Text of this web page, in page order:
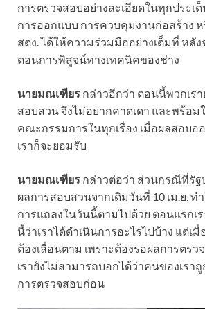
การตรวจสอบอย่างละเอียดในทุกประเด็
การออกแบบ การควบคุมงานก่อสร้าง
สตง. ได้ให้ความร่วมมืออย่างเต็มที่ หลั
ตอนการพิสูจน์ทางเทคนิคของช่าง
นายมณเฑียร กล่าวอีกว่า ตอนนี้พวกเร
สอบสวน จึงไม่อยากคาดเดา และพร้อ
คณะกรรมการในทุกเรื่อง เมื่อผลสอบอ
เราก็จะยอมรับ
นายมณเฑียร กล่าวต่อว่า ส่วนกรณีที่รัฐ
ผลการสอบสวนจากเดิมวันที่ 10 เม.ย. ท
การแถลงในวันนี้ตามไปด้วย ตอนแรกเ
นี้ว่าเราได้ดำเนินการอะไรไปบ้าง แต่เมื่
ต้องเลื่อนตาม เพราะต้องรอผลการตร
เรายังไม่สามารถบอกได้ว่าคนของเรา
การตรวจสอบก่อน